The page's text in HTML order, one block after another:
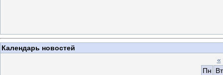
Календарь новостей
«
Пн
Вт